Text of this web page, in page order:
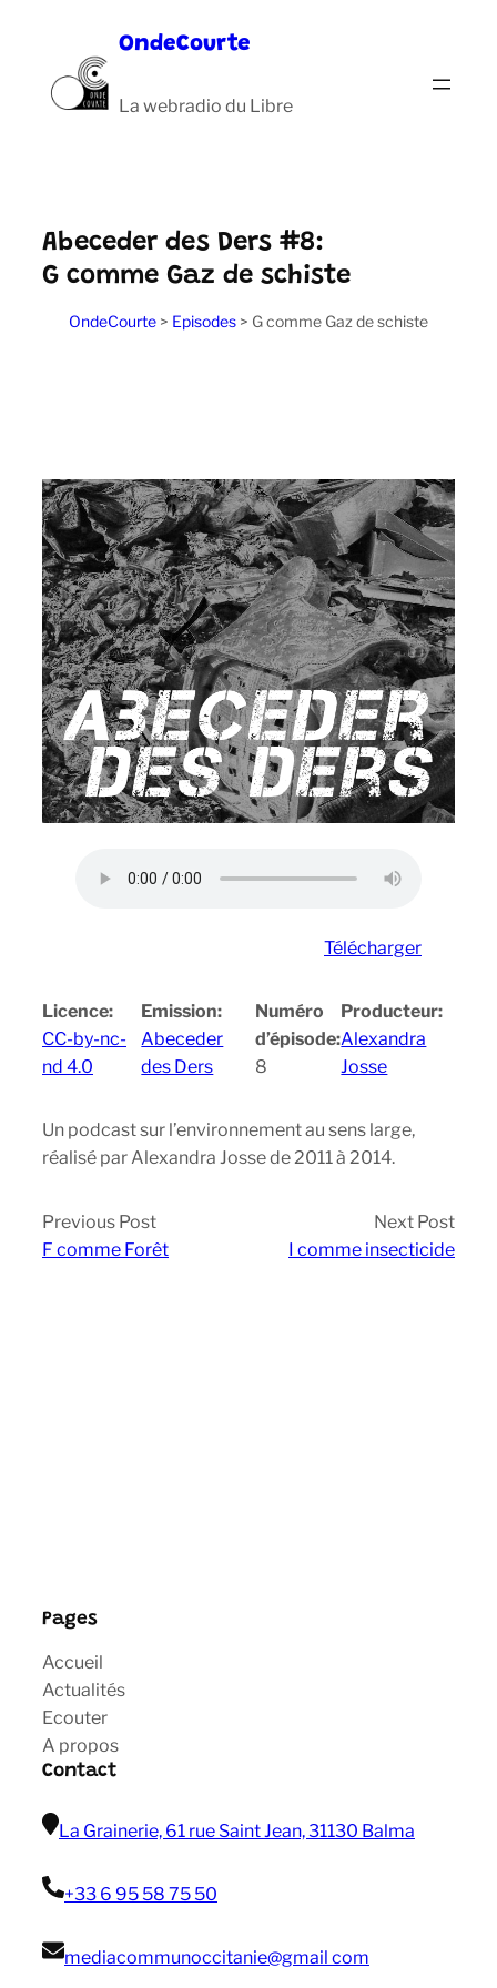
contenu
OndeCourte
La webradio du Libre
Abeceder des Ders #8:
G comme Gaz de schiste
OndeCourte > Episodes > G comme Gaz de schiste
Télécharger
Licence:
CC-by-nc-
nd 4.0
Emission:
Abeceder
des Ders
Numéro
d’épisode:
8
Producteur:
Alexandra
Josse
Un podcast sur l’environnement au sens large,
réalisé par Alexandra Josse de 2011 à 2014.
Previous Post
F comme Forêt
Next Post
I comme insecticide
Pages
Accueil
Actualités
Ecouter
A propos
Contact
La Grainerie, 61 rue Saint Jean, 31130 Balma
+33 6 95 58 75 50
mediacommunoccitanie@gmail com